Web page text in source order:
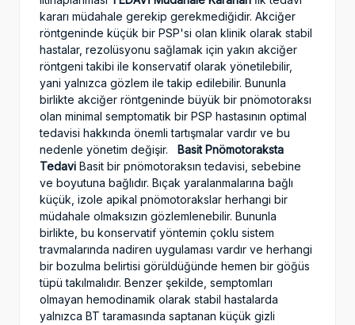
kararı müdahale gerekip gerekmediğidir. Akciğer
röntgeninde küçük bir PSP'si olan klinik olarak stabil
hastalar, rezolüsyonu sağlamak için yakın akciğer
röntgeni takibi ile konservatif olarak yönetilebilir,
yani yalnızca gözlem ile takip edilebilir. Bununla
birlikte akciğer röntgeninde büyük bir pnömotoraksı
olan minimal semptomatik bir PSP hastasının optimal
tedavisi hakkında önemli tartışmalar vardır ve bu
nedenle yönetim değişir. Basit Pnömotoraksta
Tedavi Basit bir pnömotoraksın tedavisi, sebebine
ve boyutuna bağlıdır. Bıçak yaralanmalarına bağlı
küçük, izole apikal pnömotorakslar herhangi bir
müdahale olmaksızın gözlemlenebilir. Bununla
birlikte, bu konservatif yöntemin çoklu sistem
travmalarında nadiren uygulaması vardır ve herhangi
bir bozulma belirtisi görüldüğünde hemen bir göğüs
tüpü takılmalıdır. Benzer şekilde, semptomları
olmayan hemodinamik olarak stabil hastalarda
yalnızca BT taramasında saptanan küçük gizli